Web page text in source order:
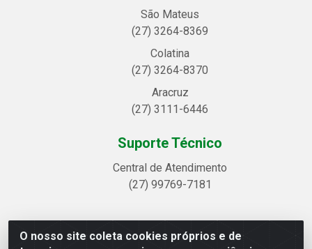
O nosso site coleta cookies próprios e de
São Mateus
(27) 3264-8369
Colatina
(27) 3264-8370
Aracruz
(27) 3111-6446
Suporte Técnico
Central de Atendimento
(27) 99769-7181
Linhavix Distribuidora LTDA - Avenida Alegre, 2521 -